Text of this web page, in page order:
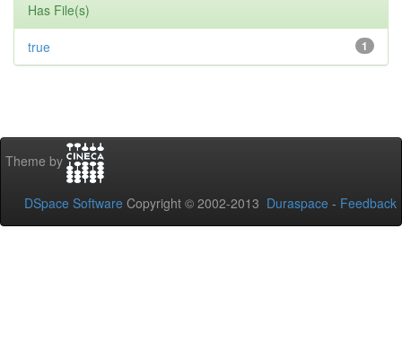
Has File(s)
1
true
Theme by
DSpace Software Copyright © 2002-2013 Duraspace - Feedback